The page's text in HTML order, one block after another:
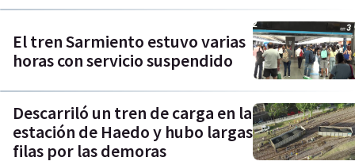
El tren Sarmiento estuvo varias
horas con servicio suspendido
Descarriló un tren de carga en la
estación de Haedo y hubo largas
filas por las demoras